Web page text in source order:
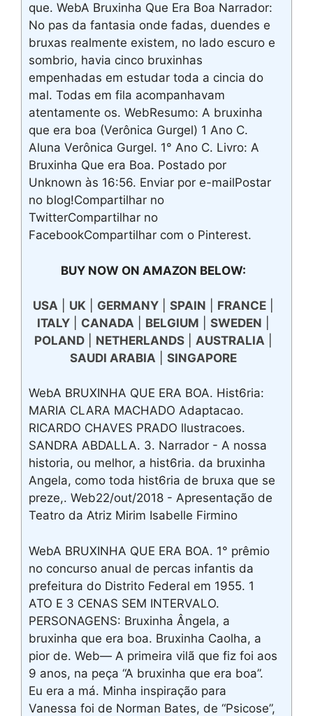
que. WebA Bruxinha Que Era Boa Narrador:
No pas da fantasia onde fadas, duendes e
bruxas realmente existem, no lado escuro e
sombrio, havia cinco bruxinhas
empenhadas em estudar toda a cincia do
mal. Todas em fila acompanhavam
atentamente os. WebResumo: A bruxinha
que era boa (Verônica Gurgel) 1 Ano C.
Aluna Verônica Gurgel. 1° Ano C. Livro: A
Bruxinha Que era Boa. Postado por
Unknown às 16:56. Enviar por e-mailPostar
no blog!Compartilhar no
TwitterCompartilhar no
FacebookCompartilhar com o Pinterest.
BUY NOW ON AMAZON BELOW:
USA UK GERMANY| SPAIN FRANCE|
ITALY| CANADA BELGIUM SWEDEN
POLAND| NETHERLANDS| AUSTRALIA
SAUDI ARABIA
SINGAPORE
WebA BRUXINHA QUE ERA BOA. Hist6ria:
MARIA CLARA MACHADO Adaptacao.
RICARDO CHAVES PRADO llustracoes.
SANDRA ABDALLA. 3. Narrador - A nossa
historia, ou melhor, a hist6ria. da bruxinha
Angela, como toda hist6ria de bruxa que se
preze,. Web22/out/2018 - Apresentação de
Teatro da Atriz Mirim Isabelle Firmino
WebA BRUXINHA QUE ERA BOA. 1° prêmio
no concurso anual de percas infantis da
prefeitura do Distrito Federal em 1955. 1
ATO E 3 CENAS SEM INTERVALO.
PERSONAGENS: Bruxinha Ângela, a
bruxinha que era boa. Bruxinha Caolha, a
pior de. Web— A primeira vilã que fiz foi aos
9 anos, na peça “A bruxinha que era boa”.
Eu era a má. Minha inspiração para
Vanessa foi de Norman Bates, de “Psicose”,